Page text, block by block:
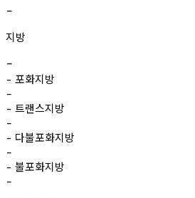
-
지방
-
- 포화지방
-
- 트랜스지방
-
- 다불포화지방
-
- 불포화지방
-